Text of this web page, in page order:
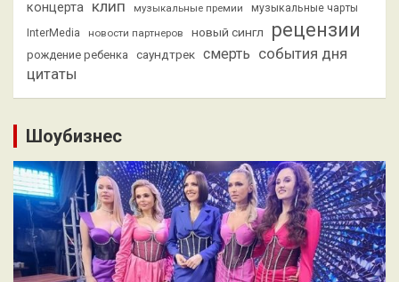
концерта клип музыкальные премии
музыкальные чарты
InterMedia
новости партнеров новый сингл рецензии
рождение ребенка саундтрек смерть события дня
цитаты
Шоубизнес